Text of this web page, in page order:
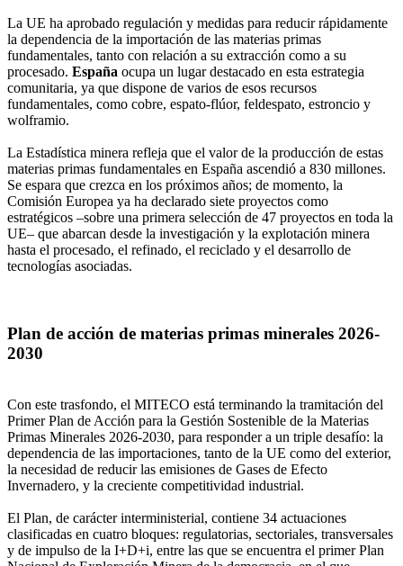
La UE ha aprobado regulación y medidas para reducir rápidamente
la dependencia de la importación de las materias primas
fundamentales, tanto con relación a su extracción como a su
procesado. España ocupa un lugar destacado en esta estrategia
comunitaria, ya que dispone de varios de esos recursos
fundamentales, como cobre, espato-flúor, feldespato, estroncio y
wolframio.
La Estadística minera refleja que el valor de la producción de estas
materias primas fundamentales en España ascendió a 830 millones.
Se espara que crezca en los próximos años; de momento, la
Comisión Europea ya ha declarado siete proyectos como
estratégicos –sobre una primera selección de 47 proyectos en toda la
UE– que abarcan desde la investigación y la explotación minera
hasta el procesado, el refinado, el reciclado y el desarrollo de
tecnologías asociadas.
Plan de acción de materias primas minerales 2026-
2030
Con este trasfondo, el MITECO está terminando la tramitación del
Primer Plan de Acción para la Gestión Sostenible de la Materias
Primas Minerales 2026-2030, para responder a un triple desafío: la
dependencia de las importaciones, tanto de la UE como del exterior,
la necesidad de reducir las emisiones de Gases de Efecto
Invernadero, y la creciente competitividad industrial.
El Plan, de carácter interministerial, contiene 34 actuaciones
clasificadas en cuatro bloques: regulatorias, sectoriales, transversales
y de impulso de la I+D+i, entre las que se encuentra el primer Plan